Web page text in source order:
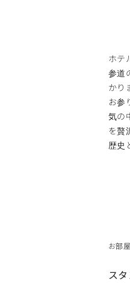
ホテ
参道
かり
お参
気の
を贅
歴史
お部
ス